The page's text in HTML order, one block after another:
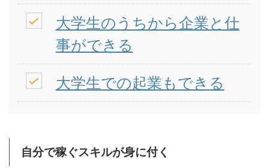
大学生のうちから企業と仕
事ができる
大学生での起業もできる
自分で稼ぐスキルが身に付く